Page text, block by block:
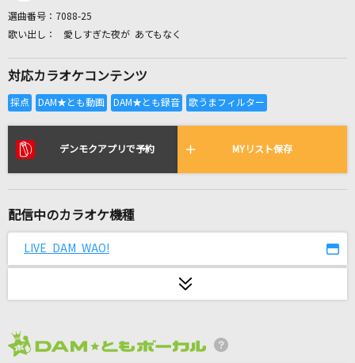
全国りれき
リアルタイムで歌われている曲の一覧
花束のかわりにメロディーを
Pale Blue(ビデオクリップバージョン)
選曲番号： 7088-25
愛しすぎた夜が あてもなく
対応カラオケコンテンツ
デンモクアプリで予約 MYリスト保存
配信中のカラオケ機種
LIVE DAM WAO!